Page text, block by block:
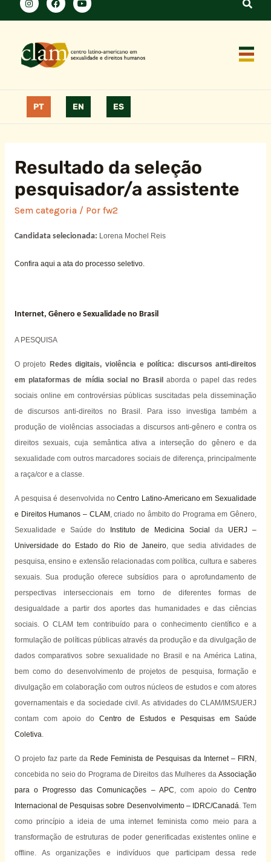
PT EN ES
Resultado da seleção
pesquisador/a assistente
Sem categoria/ Por fw2
Candidata selecionada: LorenaMochel Reis
Confira aqui a ata do processo seletivo.
Internet, Gênero e Sexualidade no Brasil
A PESQUISA
O projeto Redes digitais, violência e política: discursos anti-direitos
em plataformas de mídia social no Brasil aborda o papel das redes
sociais online em controvérsias públicas suscitadas pela disseminação
de discursos anti-direitos no Brasil. Para isso investiga também a
produção de violências associadas a discursos anti-gênero e contra os
direitos sexuais, cuja semântica ativa a interseção do gênero e da
sexualidade com outros marcadores sociais de diferença, principalmente
a raça/cor e a classe.
A pesquisa é desenvolvida noCentro Latino-Americano em Sexualidade
e Direitos Humanos – CLAM , criado no âmbito do Programa em Gênero,
Sexualidade e Saúde do
Instituto de Medicina Social da UERJ –
Universidade do Estado do Rio de Janeiro, que sedia atividades de
pesquisa, ensino e extensão relacionadas com política, cultura e saberes
sexuais. Sua produção oferece subsídios para o aprofundamento de
perspectivas interseccionais em torno de diferentes formas de
desigualdade a partir dos aportes das humanidades e das ciências
sociais. O CLAM tem contribuído para o conhecimento científico e a
formulação de políticas públicas através da produção e da divulgação de
dados comparativos sobre sexualidade no Brasil e na América Latina,
bem como do desenvolvimento de projetos de pesquisa, formação e
divulgação em colaboração com outros núcleos de estudos e com atores
governamentais e da sociedade civil. As atividades do CLAM/IMS/UERJ
contam com apoio do Centro de Estudos e Pesquisas em Saúde
Coletiva.
O projeto faz parte da Rede Feminista de Pesquisas da Internet – FIRN ,
concebida no seio do Programa de Direitos das Mulheres daAssociação
para o Progresso das Comunicações – APC, com apoio doCentro
Internacional de Pesquisas sobre Desenvolvimento – IDRC/Canadá. Tem
como princípio a ideia de uma internet feminista como meio para a
transformação de estruturas de poder generificadas existentes online e
offline. As organizações e indivíduos que participam dessa rede